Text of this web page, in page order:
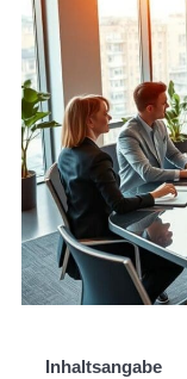
Inhaltsangabe